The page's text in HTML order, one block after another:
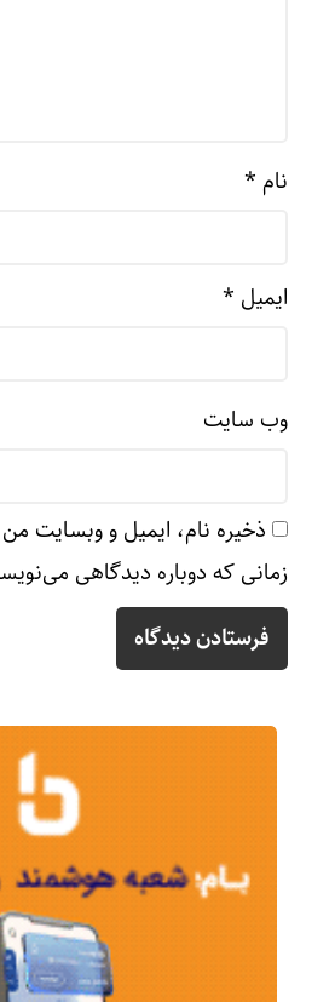
نام *
ایمیل *
وب‌ سایت
ذخیره نام، ایمیل و وبسایت من
زمانی که دوباره دیدگاهی